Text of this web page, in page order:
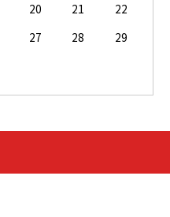
20 21
22
27 28
29